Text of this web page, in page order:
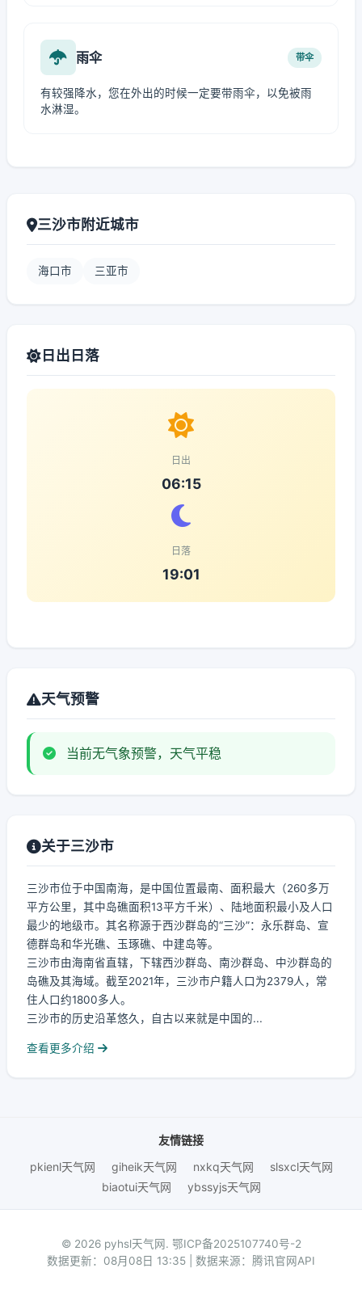
雨伞 带伞
有较强降水，您在外出的时候一定要带雨伞，以免被雨
水淋湿。
三沙市附近城市
海口市 三亚市
日出日落
日出
06:15
日落
19:01
天气预警
当前无气象预警，天气平稳
关于三沙市
三沙市位于中国南海，是中国位置最南、面积最大（260多万
平方公里，其中岛礁面积13平方千米）、陆地面积最小及人口
最少的地级市。其名称源于西沙群岛的“三沙”：永乐群岛、宣
德群岛和华光礁、玉琢礁、中建岛等。
三沙市由海南省直辖，下辖西沙群岛、南沙群岛、中沙群岛的
岛礁及其海域。截至2021年，三沙市户籍人口为2379人，常
住人口约1800多人。
三沙市的历史沿革悠久，自古以来就是中国的...
查看更多介绍
友情链接
pkienl天气网
giheik天气网 nxkq天气网
slsxcl天气网
biaotui天气网
ybssyjs天气网
© 2026 pyhsl天气网. 鄂ICP备2025107740号-2
数据更新：08月08日 13:35 | 数据来源：腾讯官网API